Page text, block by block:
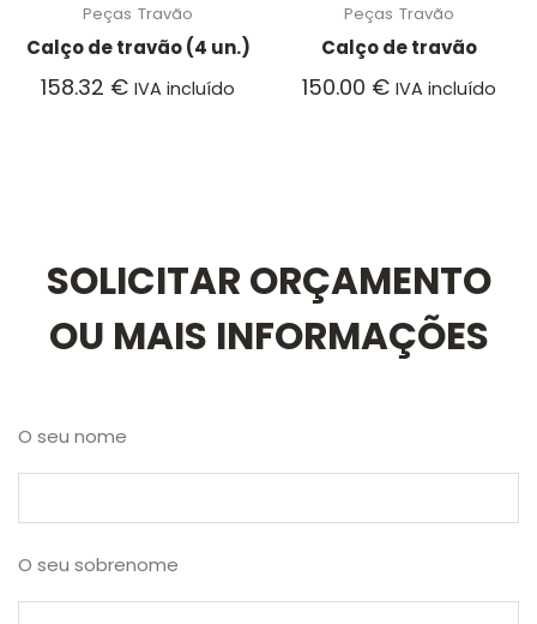
Peças Travão
Calço de travão (4 un.)
158.32 € IVA incluído
Peças Travão
Calço de travão
150.00 € IVA incluído
SOLICITAR ORÇAMENTO
OU MAIS INFORMAÇÕES
O seu nome
O seu sobrenome